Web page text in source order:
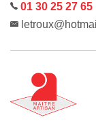
01 30 25 27 65